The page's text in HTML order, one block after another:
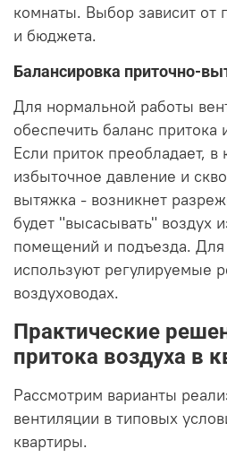
комнаты. Выбор зависит от
и бюджета.
Балансировка приточно-
Для нормальной работы
обеспечить баланс притока
Если приток преобладает, в
избыточное давление и
вытяжка - возникнет
будет "высасывать" воздух
помещений и подъезда. Для
используют регулируемые
воздуховодах.
Практические
притока воздуха в
Рассмотрим варианты
вентиляции в типовых
квартиры.